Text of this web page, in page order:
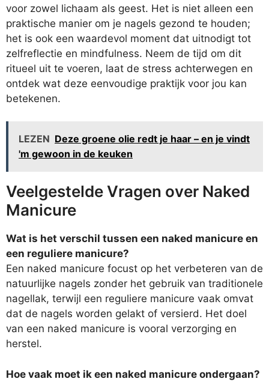
voor zowel lichaam als geest. Het is niet alleen een
praktische manier om je nagels gezond te houden;
het is ook een waardevol moment dat uitnodigt tot
zelfreflectie en mindfulness. Neem de tijd om dit
ritueel uit te voeren, laat de stress achterwegen en
ontdek wat deze eenvoudige praktijk voor jou kan
betekenen.
LEZEN Deze groene olie redt je haar – en je vindt
'm gewoon in de keuken
Veelgestelde Vragen over Naked
Manicure
Wat is het verschil tussen een naked manicure en
een reguliere manicure?
Een naked manicure focust op het verbeteren van de
natuurlijke nagels zonder het gebruik van traditionele
nagellak, terwijl een reguliere manicure vaak omvat
dat de nagels worden gelakt of versierd. Het doel
van een naked manicure is vooral verzorging en
herstel.
Hoe vaak moet ik een naked manicure ondergaan?